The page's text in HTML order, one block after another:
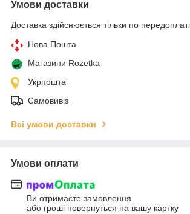
Умови доставки
Доставка здійснюється тільки по передоплаті.
Нова Пошта
Магазини Rozetka
Укрпошта
Самовивіз
Всі умови доставки
Умови оплати
Ви отримаєте замовлення
або гроші повернуться на вашу картку